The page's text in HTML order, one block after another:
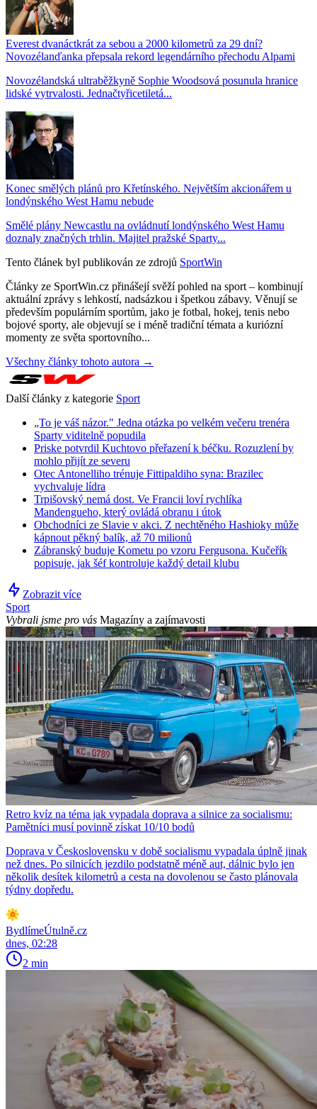
Everest dvanáctkrát za sebou a 2000 kilometrů za 29 dní?
Novozélanďanka přepsala rekord legendárního přechodu Alpami
Novozélandská ultraběžkyně Sophie Woodsová posunula hranice
lidské vytrvalosti. Jednačtyřicetiletá...
Konec smělých plánů pro Křetínského. Největším akcionářem u
londýnského West Hamu nebude
Smělé plány Newcastlu na ovládnutí londýnského West Hamu
doznaly značných trhlin. Majitel pražské Sparty...
Tento článek byl publikován ze zdrojů SportWin
Články ze SportWin.cz přinášejí svěží pohled na sport – kombinují
aktuální zprávy s lehkostí, nadsázkou i špetkou zábavy. Věnují se
především populárním sportům, jako je fotbal, hokej, tenis nebo
bojové sporty, ale objevují se i méně tradiční témata a kuriózní
momenty ze světa sportovního...
Všechny články tohoto autora →
Další články z kategorie Sport
„To je váš názor." Jedna otázka po velkém večeru trenéra
Sparty viditelně popudila
Priske potvrdil Kuchtovo přeřazení k béčku. Rozuzlení by
mohlo přijít ze severu
Otec Antonelliho trénuje Fittipaldiho syna: Brazilec
vychvaluje lídra
Trpišovský nemá dost. Ve Francii loví rychlíka
Mandengueho, který ovládá obranu i útok
Obchodníci ze Slavie v akci. Z nechtěného Hashioky může
kápnout pěkný balík, až 70 milionů
Zábranský buduje Kometu po vzoru Fergusona. Kučeřík
popisuje, jak šéf kontroluje každý detail klubu
Zobrazit více
Sport
Vybrali jsme pro vás Magazíny a zajímavosti
Retro kvíz na téma jak vypadala doprava a silnice za socialismu:
Pamětníci musí povinně získat 10/10 bodů
Doprava v Československu v době socialismu vypadala úplně jinak
než dnes. Po silnicích jezdilo podstatně méně aut, dálnic bylo jen
několik desítek kilometrů a cesta na dovolenou se často plánovala
týdny dopředu.
BydlímeÚtulně.cz
dnes, 02:28
2 min